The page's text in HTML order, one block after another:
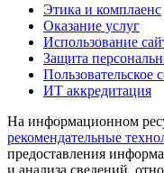
Этика и комплаенс
Оказание услуг
Использование
Защита
Пользовательское
ИТ аккредитация
На информационном
рекомендательные
предоставления
и анализа сведений,